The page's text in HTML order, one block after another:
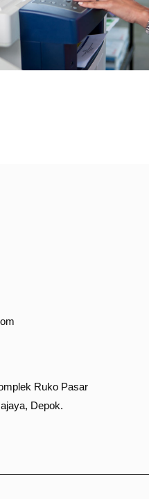
Ruko Pasar
Depok.